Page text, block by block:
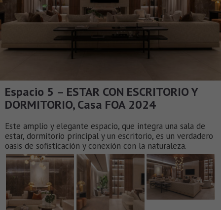
Espacio 5 – ESTAR CON ESCRITORIO Y
DORMITORIO, Casa FOA 2024
Este amplio y elegante espacio, que integra una sala de
estar, dormitorio principal y un escritorio, es un verdadero
oasis de sofisticación y conexión con la naturaleza.